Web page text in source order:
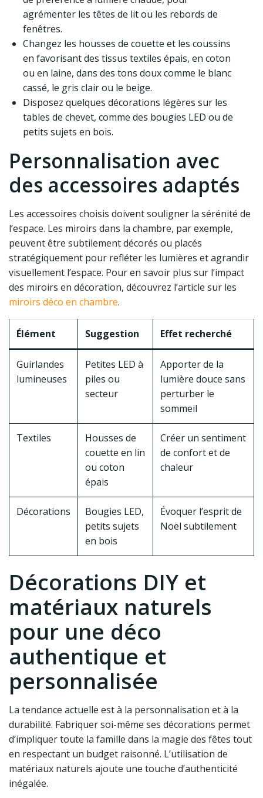
agrémenter les têtes de lit ou les rebords de
fenêtres.
Changez les housses de couette et les coussins
en favorisant des tissus textiles épais, en coton
ou en laine, dans des tons doux comme le blanc
cassé, le gris clair ou le beige.
Disposez quelques décorations légères sur les
tables de chevet, comme des bougies LED ou de
petits sujets en bois.
Personnalisation avec
des accessoires adaptés
Les accessoires choisis doivent souligner la sérénité de
l’espace. Les miroirs dans la chambre, par exemple,
peuvent être subtilement décorés ou placés
stratégiquement pour refléter les lumières et agrandir
visuellement l’espace. Pour en savoir plus sur l’impact
des miroirs en décoration, découvrez l’article sur les
miroirs déco en chambre.
Élément Suggestion Effet recherché
Guirlandes
lumineuses
Petites LED à
piles ou
secteur
Apporter de la
lumière douce sans
perturber le
sommeil
Textiles
Housses de
couette en lin
ou coton
épais
Créer un sentiment
de confort et de
chaleur
Décorations
Bougies LED,
petits sujets
en bois
Évoquer l’esprit de
Noël subtilement
Décorations DIY et
matériaux naturels
pour une déco
authentique et
personnalisée
La tendance actuelle est à la personnalisation et à la
durabilité. Fabriquer soi-même ses décorations permet
d’impliquer toute la famille dans la magie des fêtes tout
en respectant un budget raisonné. L’utilisation de
matériaux naturels ajoute une touche d’authenticité
inégalée.